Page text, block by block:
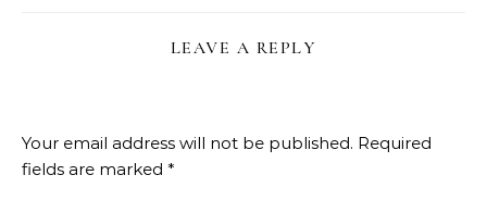
LEAVE A REPLY
Your email address will not be published. Required
fields are marked *